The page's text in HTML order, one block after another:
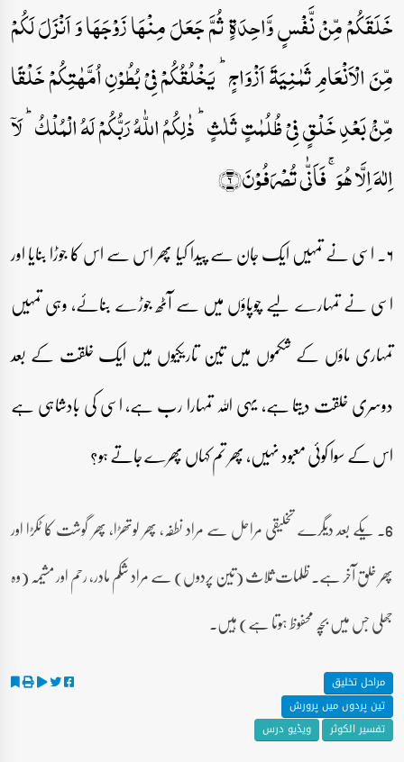
خَلَقَکُمۡ مِّنۡ نَّفۡسٍ وَّاحِدَۃٍ ثُمَّ جَعَلَ مِنۡہَا زَوۡجَہَا وَ اَنۡزَلَ لَکُمۡ
مِّنَ الۡاَنۡعَامِ ثَمٰنِیَۃَ اَزۡوَاجٍ ؕ یَخۡلُقُکُمۡ فِیۡ بُطُوۡنِ اُمَّہٰتِکُمۡ خَلۡقًا
مِّنۡۢ بَعۡدِ خَلۡقٍ فِیۡ ظُلُمٰتٍ ثَلٰثٍ ؕ ذٰلِکُمُ اللّٰہُ رَبُّکُمۡ لَہُ الۡمُلۡکُ ؕ لَاۤ
اِلٰہَ اِلَّا ہُوَ ۚ فَاَنّٰی تُصۡرَفُوۡنَ﴿۶﴾
۶۔ اسی نے تمہیں ایک جان سے پیدا کیا پھر اس سے اس کا جوڑا بنایا اور
اسی نے تمہارے لیے چوپاؤں میں سے آٹھ جوڑے بنائے، وہی تمہیں
تمہاری ماؤں کے شکموں میں تین تاریکیوں میں ایک خلقت کے بعد
دوسری خلقت دیتا ہے، یہی اللہ تمہارا رب ہے، اسی کی بادشاہی ہے
اس کے سوا کوئی معبود نہیں، پھر تم کہاں پھرے جاتے ہو؟
6۔ یکے بعد دیگرے تخلیقی مراحل سے مراد نطفہ، پھر لوتھڑا، پھر گوشت کا ٹکڑا اور
پھر خلق آخر ہے۔ ظلمات ثلاث (تین پردوں) سے مراد شکم مادر، رحم اور مشیمہ (وہ
جھلی جس میں بچہ محفوظ ہوتا ہے) ہیں۔
مراحل تخلیق
تین پردوں میں پرورش
تفسیر الکوثر
ویڈیو درس